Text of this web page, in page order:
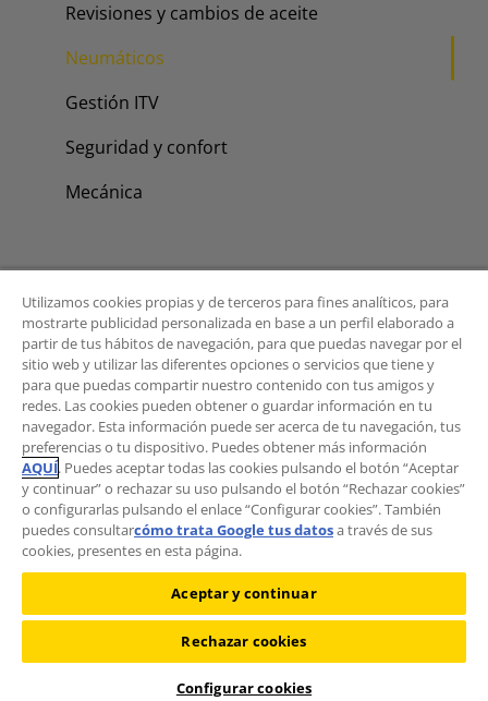
Revisiones y cambios de aceite
Neumáticos
Gestión ITV
Seguridad y confort
Mecánica
Pide cita previa
Tel. 938 84 46 46
C/ Doctor Trueta, 107, 08005 Barcelona
Horario de agosto: Lun. a Vi. de 8 h a 17 h
©2026 RACC Mobility Club |Condiciones de uso y Política de
Política de cookies|Protección de datos
Utilizamos cookies propias y de terceros para fines analíticos, para
mostrarte publicidad personalizada en base a un perfil elaborado a
partir de tus hábitos de navegación, para que puedas navegar por el
sitio web y utilizar las diferentes opciones o servicios que tiene y
para que puedas compartir nuestro contenido con tus amigos y
redes. Las cookies pueden obtener o guardar información en tu
navegador. Esta información puede ser acerca de tu navegación, tus
preferencias o tu dispositivo. Puedes obtener más información
AQUÍ. Puedes aceptar todas las cookies pulsando el botón “Aceptar
y continuar” o rechazar su uso pulsando el botón “Rechazar cookies”
o configurarlas pulsando el enlace “Configurar cookies”. También
puedes consultarcómo trata Google tus datosa través de sus
cookies, presentes en esta página.
Aceptar y continuar
Rechazar cookies
Configurar cookies